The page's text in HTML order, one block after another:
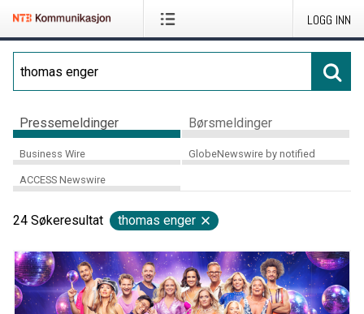
LOGG INN
Pressemeldinger Børsmeldinger
Business Wire GlobeNewswire by notified
ACCESS Newswire
24 Søkeresultat thomas enger